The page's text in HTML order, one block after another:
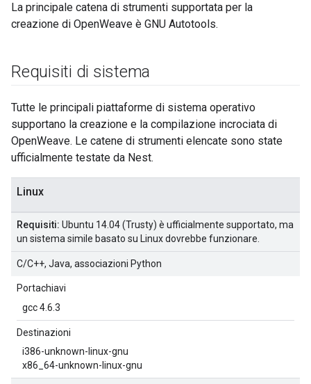
La principale catena di strumenti supportata per la
creazione di OpenWeave è GNU Autotools.
Requisiti di sistema
Tutte le principali piattaforme di sistema operativo
supportano la creazione e la compilazione incrociata di
OpenWeave. Le catene di strumenti elencate sono state
ufficialmente testate da Nest.
Linux
Requisiti: Ubuntu 14.04 (Trusty) è ufficialmente supportato, ma
un sistema simile basato su Linux dovrebbe funzionare.
C/C++, Java, associazioni Python
Portachiavi
gcc 4.6.3
Destinazioni
i386-unknown-linux-gnu
x86_64-unknown-linux-gnu